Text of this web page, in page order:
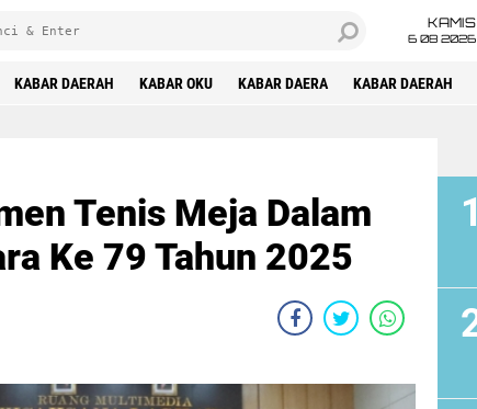
KAMIS
6 08 2026
KABAR DAERAH KABAR OKU KABAR DAERA KABAR DAERAH
Tenis Meja Dalam
Ke 79 Tahun 2025